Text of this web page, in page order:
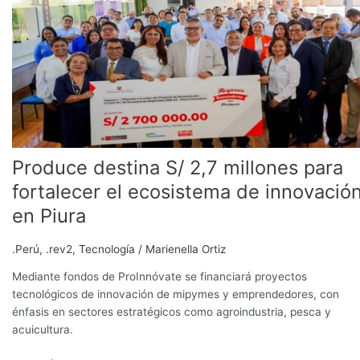
Produce destina S/ 2,7 millones para
fortalecer el ecosistema de
en Piura
.Perú, .rev2, Tecnología / Marienella Ortiz
Mediante fondos de ProInnóvate se financiará proyectos
tecnológicos de innovación de mipymes y emprendedores, con
énfasis en sectores estratégicos como agroindustria, pesca y
acuicultura.
2,7
millones
para
fortalecer
el
ecosistema
de
innovación
en
Piura